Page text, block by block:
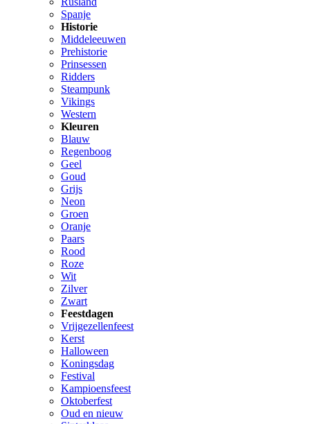
Spanje
Historie
Middeleeuwen
Prehistorie
Prinsessen
Ridders
Steampunk
Vikings
Western
Kleuren
Blauw
Regenboog
Geel
Goud
Grijs
Neon
Groen
Oranje
Paars
Rood
Roze
Wit
Zilver
Zwart
Feestdagen
Vrijgezellenfeest
Kerst
Halloween
Koningsdag
Festival
Kampioensfeest
Oktoberfest
Oud en nieuw